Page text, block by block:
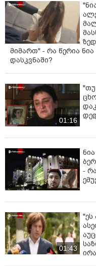
მიმართ" - რა წერია
დასკვნაში?
01:16
-
01:43
"ეს